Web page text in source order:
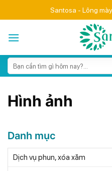
to
Santosa - Lông
Search
for:
Hình ảnh
Danh mục
Dịch vụ phun, xóa xăm